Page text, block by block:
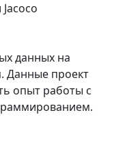
данных на
Данные проект
опыт работы с